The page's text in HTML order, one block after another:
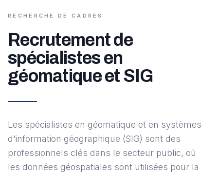
RECHERCHE DE CADRES
Recrutement de
spécialistes en
géomatique et SIG
Les spécialistes en géomatique et en systèmes
d'information géographique (SIG) sont des
professionnels clés dans le secteur public, où
les données géospatiales sont utilisées pour la